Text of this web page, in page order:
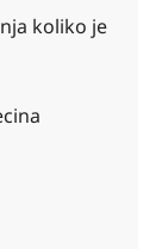
koliko je